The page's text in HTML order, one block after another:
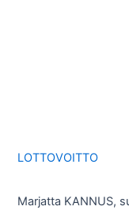
LOTTOVOITTO
Marjatta KANNUS,